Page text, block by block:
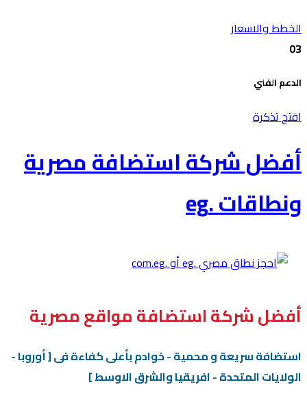
الخطط والاسعار
03
الدعم الفني
افتح تذكرة
أفضل شركة استضافة مصرية
ونطاقات .eg
أفضل شركة استضافة مواقع مصرية
استضافة سريعة و محمية - خوادم بأعلى كفاءة فى [ أوروبا -
الولايات المتحدة - افريقيا والشرق الاوسط ]